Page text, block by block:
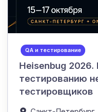
QA и тестирование
Heisenbug
тестированию
тестировщиков